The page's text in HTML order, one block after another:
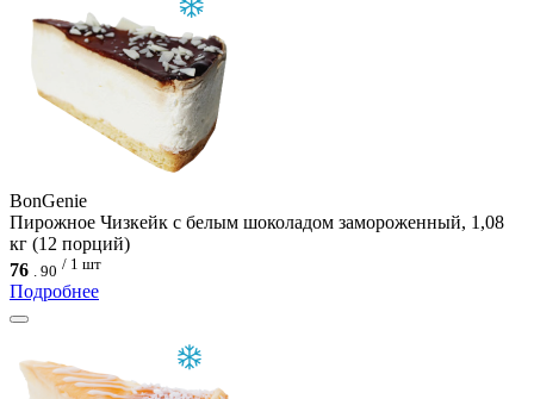
BonGenie
Пирожное Чизкейк с белым шоколадом замороженный, 1,08
кг (12 порций)
76 . 90 / 1 шт
Подробнее